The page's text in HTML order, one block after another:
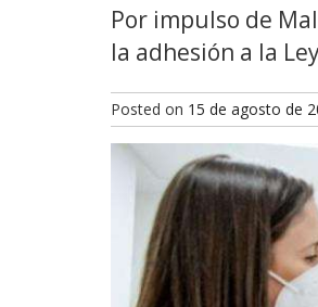
Por impulso de
la adhesión a la
Posted on 15 de agosto de